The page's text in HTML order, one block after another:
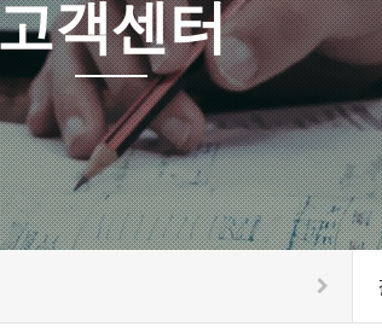
CO2용접기)
CO2용접기)
절단기)
객센터